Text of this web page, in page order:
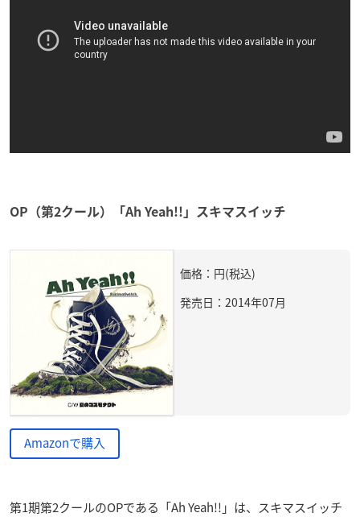
OP（第2クール）「Ah Yeah!!」スキマスイッチ
価格：円(税込)
発売日：2014年07月
Amazonで購入
第1期第2クールのOPである「Ah Yeah!!」は、スキマスイッチ